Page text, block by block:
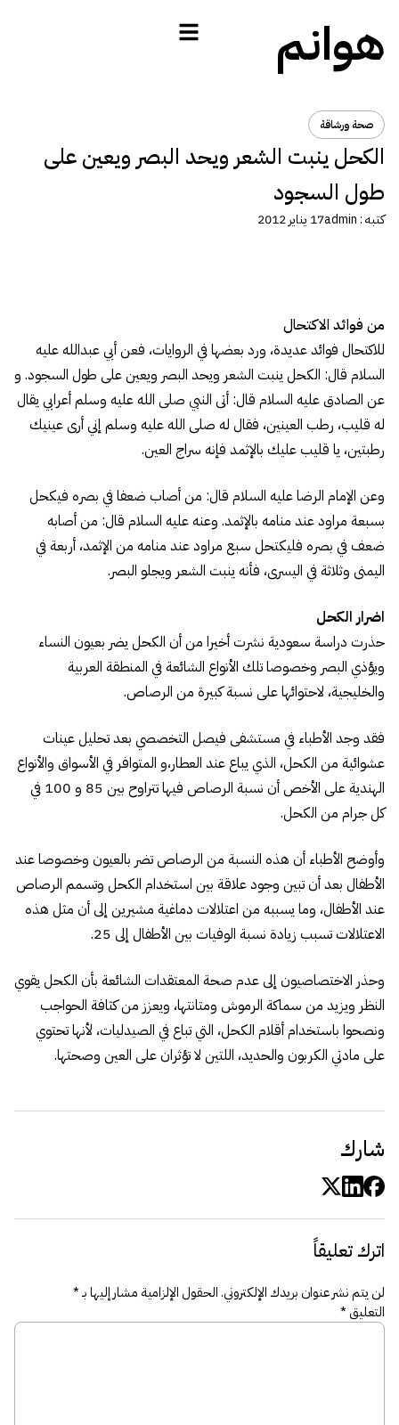
هوانم
صحة ورشاقة
الكحل ينبت الشعر ويحد البصر ويعين على
طول السجود
كتبه :admin17 يناير 2012
من فوائد الاكتحال
للاكتحال فوائد عديدة، ورد بعضها في الروايات، فعن أبي عبدالله عليه
السلام قال: الكحل ينبت الشعر ويحد البصر ويعين على طول السجود. و
عن الصادق عليه السلام قال: أتى النبي صلى الله عليه وسلم أعرابي يقال
له قليب، رطب العينين، فقال له صلى الله عليه وسلم إني أرى عينيك
رطبتين، يا قليب عليك بالإثمد فإنه سراج العين.
وعن الإمام الرضا عليه السلام قال: من أصاب ضعفا في بصره فيكحل
بسبعة مراود عند منامه بالإثمد. وعنه عليه السلام قال: من أصابه
ضعف في بصره فليكتحل سبع مراود عند منامه من الإثمد، أربعة في
اليمنى وثلاثة في اليسرى، فأنه ينبت الشعر ويجلو البصر.
اضرار الكحل
حذرت دراسة سعودية نشرت أخيرا من أن الكحل يضر بعيون النساء
ويؤذي البصر وخصوصا تلك الأنواع الشائعة في المنطقة العربية
والخليجية، لاحتوائها على نسبة كبيرة من الرصاص.
فقد وجد الأطباء في مستشفى فيصل التخصصي بعد تحليل عينات
عشوائية من الكحل، الذي يباع عند العطار،و المتوافر في الأسواق والأنواع
الهندية على الأخص أن نسبة الرصاص فيها تتراوح بين 85 و 100 في
كل جرام من الكحل.
وأوضح الأطباء أن هذه النسبة من الرصاص تضر بالعيون وخصوصا عند
الأطفال بعد أن تبين وجود علاقة بين استخدام الكحل وتسمم الرصاص
عند الأطفال، وما يسببه من اعتلالات دماغية مشيرين إلى أن مثل هذه
الاعتلالات تسبب زيادة نسبة الوفيات بين الأطفال إلى 25.
وحذر الاختصاصيون إلى عدم صحة المعتقدات الشائعة بأن الكحل يقوي
النظر ويزيد من سماكة الرموش ومتانتها، ويعزز من كثافة الحواجب
ونصحوا باستخدام أقلام الكحل، التي تباع في الصيدليات، لأنها تحتوي
على مادتي الكربون والحديد، اللتين لا تؤثران على العين وصحتها.
شارك
اترك تعليقاً
لن يتم نشر عنوان بريدك الإلكتروني.الحقول الإلزامية مشار إليها بـ*
التعليق*